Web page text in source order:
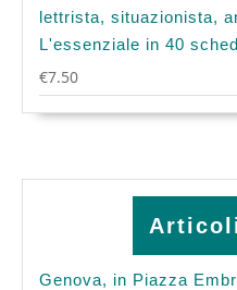
lettrista, situazionista,
L'essenziale in 40
€7.50
Genova, in Piazza